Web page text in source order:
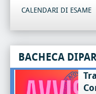
CALENDARI DI ESAME
BACHECA